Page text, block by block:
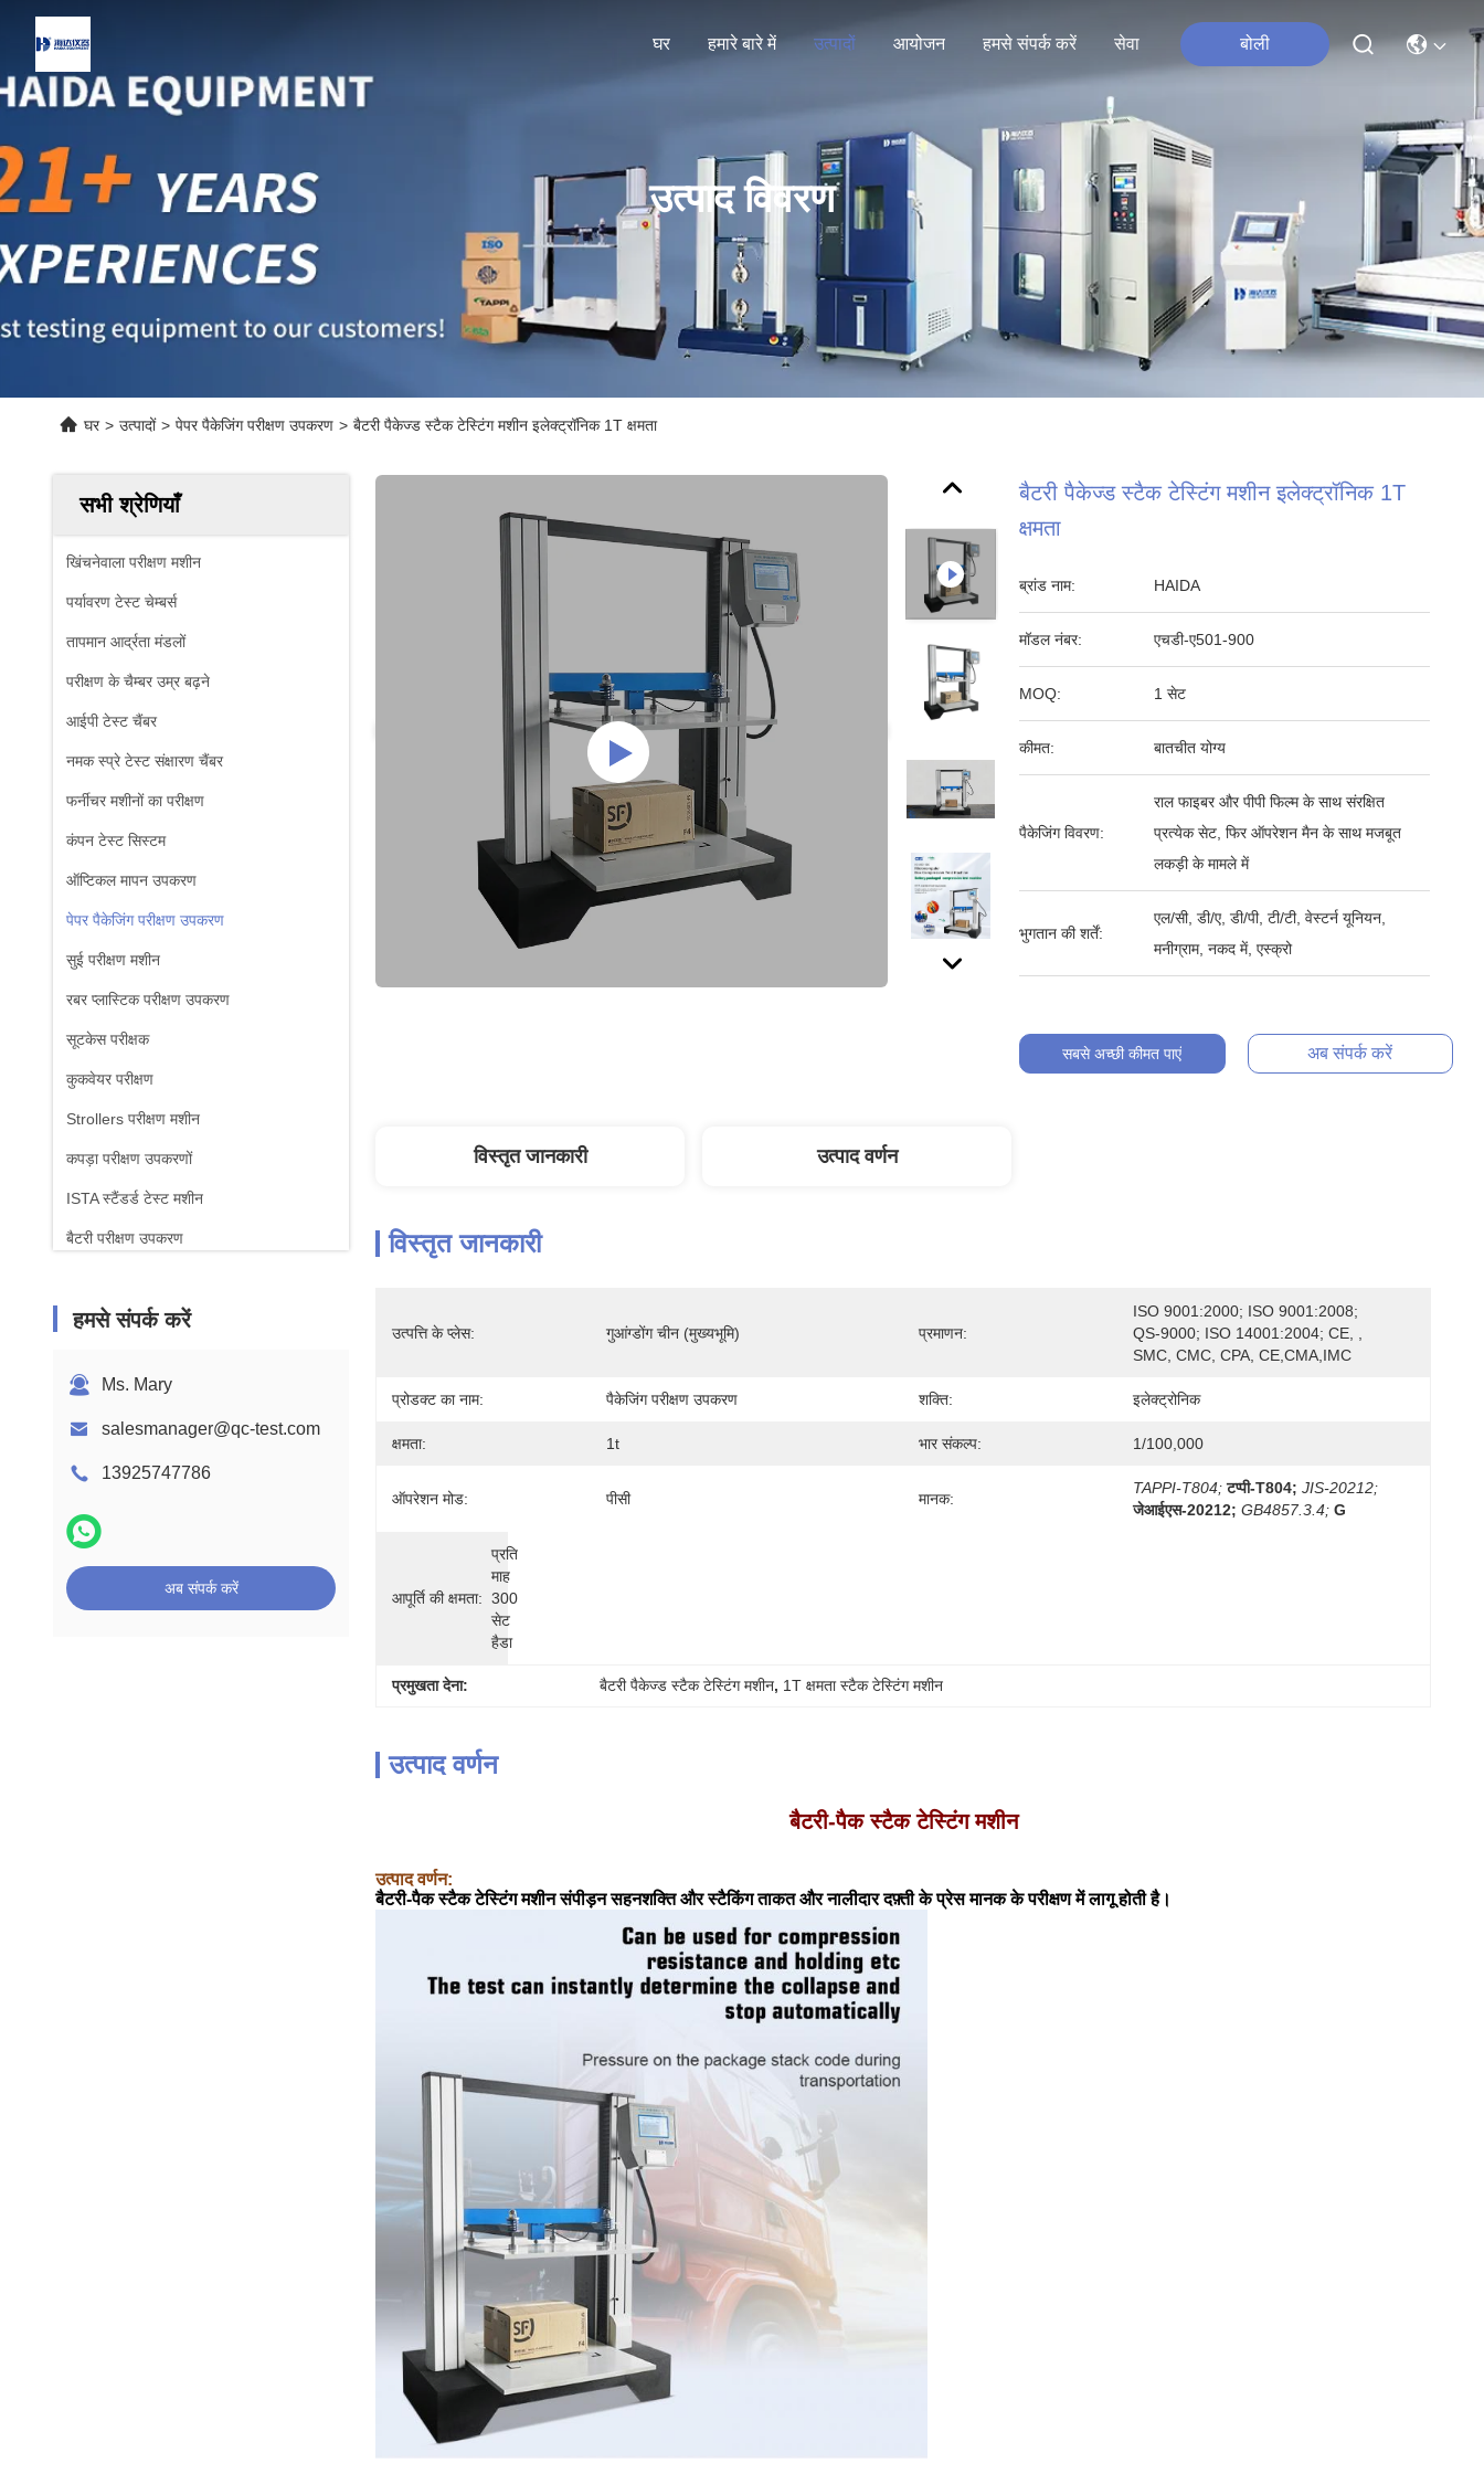
घर हमारे बारे में उत्पादों आयोजन हमसे संपर्क करें सेवा बोली
उत्पाद विवरण
घर > उत्पादों > पेपर पैकेजिंग परीक्षण उपकरण > बैटरी पैकेज्ड स्टैक टेस्टिंग मशीन इलेक्ट्रॉनिक 1T क्षमता
सभी श्रेणियाँ
खिंचनेवाला परीक्षण मशीन
पर्यावरण टेस्ट चेम्बर्स
तापमान आर्द्रता मंडलों
परीक्षण के चैम्बर उम्र बढ़ने
आईपी ​​टेस्ट चैंबर
नमक स्प्रे टेस्ट संक्षारण चैंबर
फर्नीचर मशीनों का परीक्षण
कंपन टेस्ट सिस्टम
ऑप्टिकल मापन उपकरण
पेपर पैकेजिंग परीक्षण उपकरण
सुई परीक्षण मशीन
रबर प्लास्टिक परीक्षण उपकरण
सूटकेस परीक्षक
कुकवेयर परीक्षण
Strollers परीक्षण मशीन
कपड़ा परीक्षण उपकरणों
ISTA स्टैंडर्ड टेस्ट मशीन
बैटरी परीक्षण उपकरण
दहनशीलता परीक्षण उपकरण
हमसे संपर्क करें
Ms. Mary
salesmanager@qc-test.com
13925747786
अब संपर्क करें
बैटरी पैकेज्ड स्टैक टेस्टिंग मशीन इलेक्ट्रॉनिक 1T
क्षमता
ब्रांड नाम: HAIDA
मॉडल नंबर: एचडी-ए501-900
MOQ: 1 सेट
कीमत: बातचीत योग्य
पैकेजिंग विवरण:
राल फाइबर और पीपी फिल्म के साथ संरक्षित
प्रत्येक सेट, फिर ऑपरेशन मैन के साथ मजबूत
लकड़ी के मामले में
भुगतान की शर्तें:
एल/सी, डी/ए, डी/पी, टी/टी, वेस्टर्न यूनियन,
मनीग्राम, नकद में, एस्क्रो
सबसे अच्छी कीमत पाएं अब संपर्क करें
विस्तृत जानकारी उत्पाद वर्णन
विस्तृत जानकारी
उत्पत्ति के प्लेस: गुआंग्डोंग चीन (मुख्यभूमि) प्रमाणन:
ISO 9001:2000; ISO 9001:2008;
QS-9000; ISO 14001:2004; CE, ,
SMC, CMC, CPA, CE,CMA,IMC
प्रोडक्ट का नाम: पैकेजिंग परीक्षण उपकरण शक्ति: इलेक्ट्रोनिक
क्षमता: 1t भार संकल्प: 1/100,000
ऑपरेशन मोड: पीसी मानक:
TAPPI-T804; टप्पी-T804; JIS-20212;
जेआईएस-20212; GB4857.3.4; G
आपूर्ति की क्षमता:
प्रति
माह
300
सेट
हैडा
प्रमुखता देना: बैटरी पैकेज्ड स्टैक टेस्टिंग मशीन, 1T क्षमता स्टैक टेस्टिंग मशीन
उत्पाद वर्णन
बैटरी-पैक स्टैक टेस्टिंग मशीन
उत्पाद वर्णन:
बैटरी-पैक स्टैक टेस्टिंग मशीन संपीड़न सहनशक्ति और स्टैकिंग ताकत और नालीदार दफ़्ती के प्रेस मानक के परीक्षण में लागू होती है।